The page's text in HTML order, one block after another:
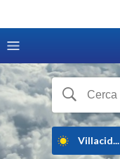
Villacid...